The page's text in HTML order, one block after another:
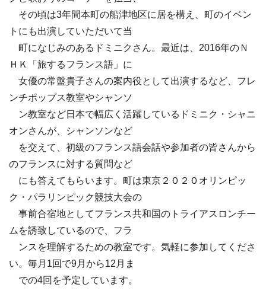
その頃は3年間本町の船津地区に居を構え、町のイベン
トにも出演していただいて当
町になじみのあるドミニクさん。最近は、2016年のＮ
ＨＫ「旅するフランス語」に
女優の常盤貴子さんの案内役として出演するなど、フレ
ンチポップス教室やシャンソ
ン教室など日本で幅広く活躍しているドミニク・シャニ
オンさんが、シャンソンなど
を交えて、初級のフランス語会話や参加者の皆さんから
のフランスに対する質問など
にも答えてもらいます。町は東京２０２０オリンピッ
ク・パラリンピック競技大会の
事前合宿地としてフランス共和国のトライアスロンチー
ムを誘致しているので、フラ
ンスを理解するための教室です。気軽に参加してくださ
い。毎月1回で9月から12月ま
での4回を予定しています。